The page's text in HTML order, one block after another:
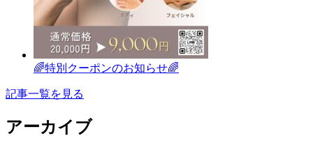
🌈特別クーポンのお知らせ🌈
記事一覧を見る
アーカイブ